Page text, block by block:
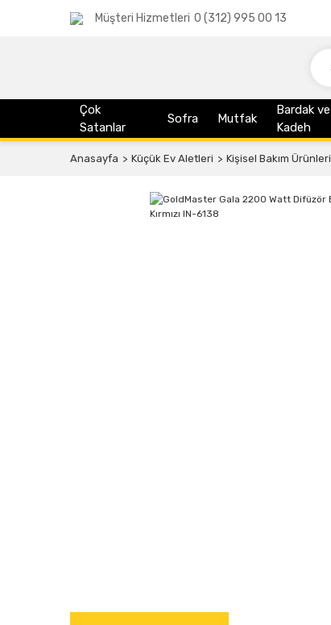
Müşteri Hizmetleri 0 (312) 995 00 13
Çok
Satanlar
Sofra Mutfak
Bardak ve
Kadeh
Anasayfa Küçük Ev Aletleri Kişisel Bakım Ürünleri